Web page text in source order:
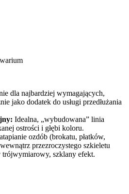
dla najbardziej wymagających,
jako dodatek do usługi przedłużania
Idealna, „wybudowana” linia
ostrości i głębi koloru.
ozdób (brokatu, płatków,
przezroczystego szkieletu
szklany efekt.